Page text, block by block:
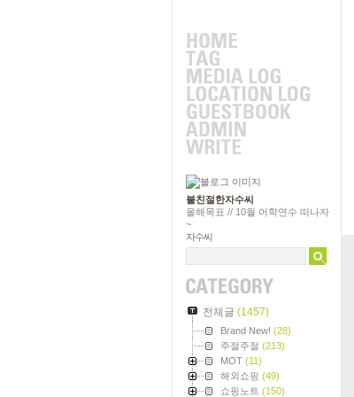
불친절한자수씨
올해목표 // 10월 어학연수 떠나자
~
자수씨
전체글 (1457)
Brand New! (28)
주절주절 (213)
MOT (11)
해외쇼핑 (49)
쇼핑노트 (150)